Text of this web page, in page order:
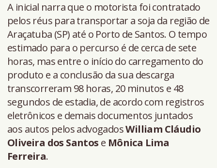
A inicial narra que o motorista foi contratado
pelos réus para transportar a soja da região de
Araçatuba (SP) até o Porto de Santos. O tempo
estimado para o percurso é de cerca de sete
horas, mas entre o início do carregamento do
produto e a conclusão da sua descarga
transcorreram 98 horas, 20 minutos e 48
segundos de estadia, de acordo com registros
eletrônicos e demais documentos juntados
aos autos pelos advogadosWilliam Cláudio
Oliveira dos Santos e Mônica Lima
Ferreira.